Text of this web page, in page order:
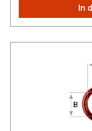
unserem Shop
die höheren
In